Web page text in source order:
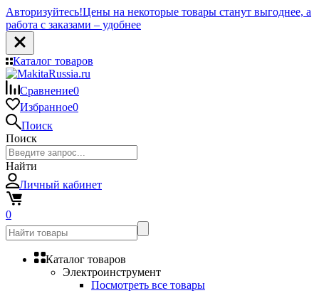
Авторизуйтесь!Цены на некоторые товары станут выгоднее, а
работа с заказами – удобнее
Каталог товаров
Сравнение0
Избранное0
Поиск
Поиск
Найти
Личный кабинет
0
Каталог товаров
Электроинструмент
Посмотреть все товары